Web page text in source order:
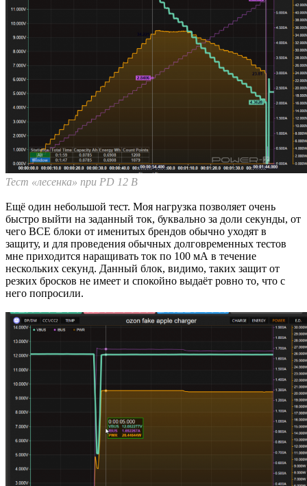
Тест «лесенка» при PD 12 В
Ещё один небольшой тест. Моя нагрузка позволяет очень
быстро выйти на заданный ток, буквально за доли секунды, от
чего ВСЕ блоки от именитых брендов обычно уходят в
защиту, и для проведения обычных долговременных тестов
мне приходится наращивать ток по 100 мА в течение
нескольких секунд. Данный блок, видимо, таких защит от
резких бросков не имеет и спокойно выдаёт ровно то, что с
него попросили.